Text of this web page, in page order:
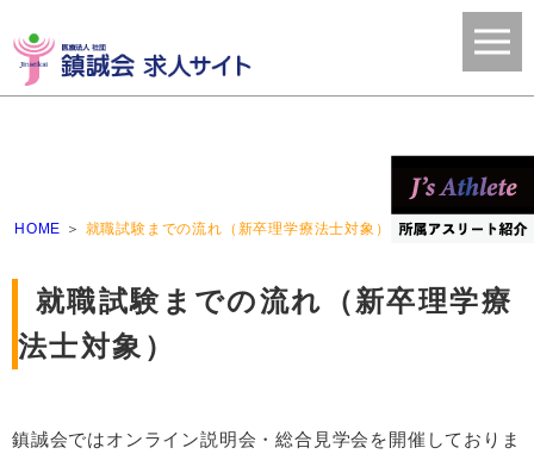
HOME 就職試験までの流れ（新卒理学療法士対象）
就職試験までの流れ（新卒理学療
法士対象）
鎮誠会ではオンライン説明会・総合見学会を開催しておりま